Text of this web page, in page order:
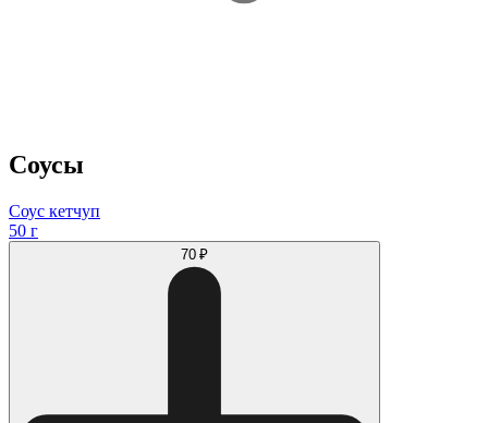
Соусы
Соус кетчуп
50 г
70 ₽